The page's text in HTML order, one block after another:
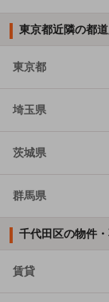
東京都近隣の都
東京都
埼玉県
茨城県
群馬県
千代田区の物件
賃貸